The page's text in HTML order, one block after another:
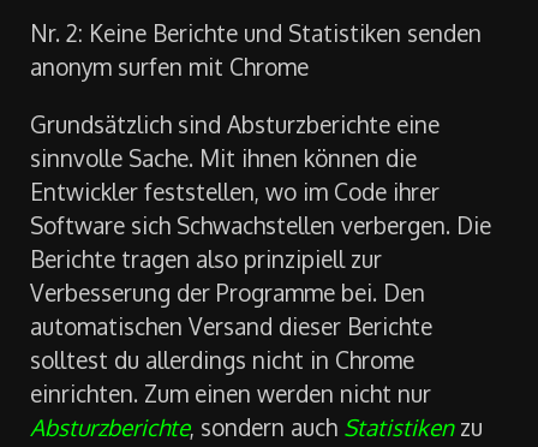
Nr. 2: Keine Berichte und Statistiken senden
anonym surfen mit Chrome
Grundsätzlich sind Absturzberichte eine
sinnvolle Sache. Mit ihnen können die
Entwickler feststellen, wo im Code ihrer
Software sich Schwachstellen verbergen. Die
Berichte tragen also prinzipiell zur
Verbesserung der Programme bei. Den
automatischen Versand dieser Berichte
solltest du allerdings nicht in Chrome
einrichten. Zum einen werden nicht nur
Absturzberichte, sondern auch Statistikenzu